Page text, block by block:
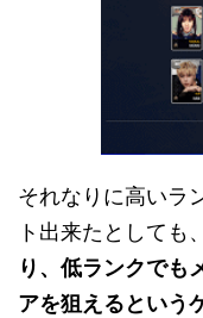
それなりに高いラ
ト出来たとしても、
り、低ランクでも
アを狙えるという